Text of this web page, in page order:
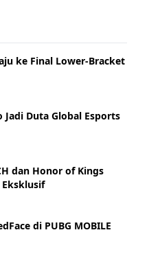
ke Final Lower-Bracket
Jadi Duta Global Esports
dan Honor of Kings
di PUBG MOBILE